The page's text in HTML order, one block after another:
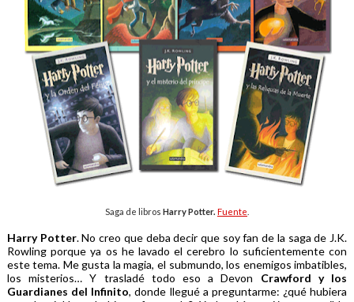
Saga de libros Harry Potter. Fuente
Harry Potter. No creo que deba decir que soy fan de la saga de J.K.
Rowling porque ya os he lavado el cerebro lo suficientemente con
este tema. Me gusta la magia, el submundo, los enemigos imbatibles,
los misterios… Y trasladé todo eso a
Devon Crawford y los
Guardianes del Infinito, donde llegué a preguntarme: ¿qué hubiera